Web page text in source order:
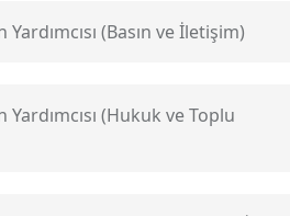
(Basın ve İletişim)
Yardımcısı (Hukuk ve Toplu